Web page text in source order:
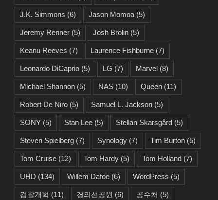
J.K. Simmons (6) Jason Momoa (5)
Jeremy Renner (5) Josh Brolin (5)
Keanu Reeves (7) Laurence Fishburne (7)
Leonardo DiCaprio (5) LG (7) Marvel (8)
Michael Shannon (5) NAS (10) Queen (11)
Robert De Niro (5) Samuel L. Jackson (5)
SONY (5) Stan Lee (5) Stellan Skarsgård (5)
Steven Spielberg (7) Synology (7) Tim Burton (5)
Tom Cruise (12) Tom Hardy (5) Tom Holland (7)
UHD (134) Willem Dafoe (6) WordPress (5)
검찰개혁 (11) 경의선공원 (6) 공수처 (5)